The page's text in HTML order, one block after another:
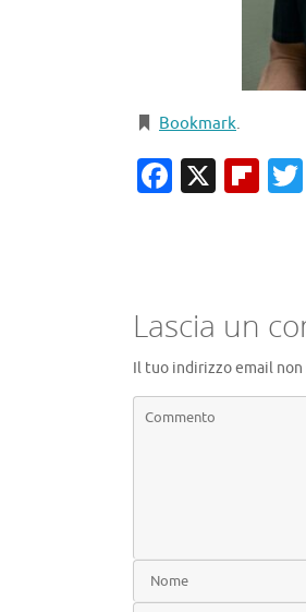
Bookmark.
X
Lascia un
Il tuo indirizzo email non